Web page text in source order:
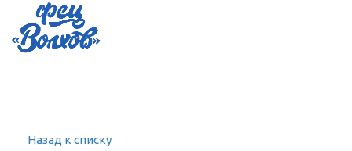
Назад к списку